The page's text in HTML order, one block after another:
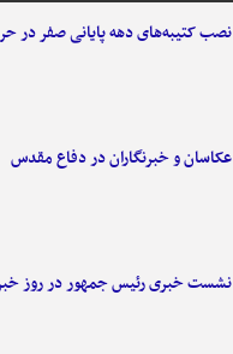
نصب کتیبه‌های دهه پایانی صفر در
عکاسان و خبرنگاران در دفاع مقدس
نشست خبری رئیس جمهور در روز